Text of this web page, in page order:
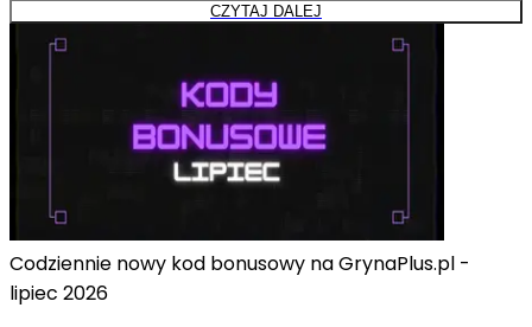
CZYTAJ DALEJ
Codziennie nowy kod bonusowy na GrynaPlus.pl -
lipiec 2026